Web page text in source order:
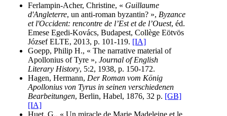
Ferlampin-Acher, Christine, « Guillaume
d'Angleterre, un anti-roman byzantin? », Byzance
et l'Occident: rencontre de l’Est et de l’Ouest, éd.
Emese Egedi-Kovács, Budapest, Collège Eötvös
József ELTE, 2013, p. 101-119. [IA]
Goepp, Philip H., « The narrative material of
Apollonius of Tyre », Journal of English
Literary History, 5:2, 1938, p. 150-172.
Hagen, Hermann, Der Roman vom König
Apollonius von Tyrus in seinen verschiedenen
Bearbeitungen, Berlin, Habel, 1876, 32 p. [GB]
[IA]